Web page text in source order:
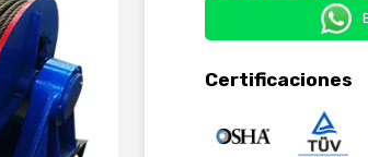
Certificaciones